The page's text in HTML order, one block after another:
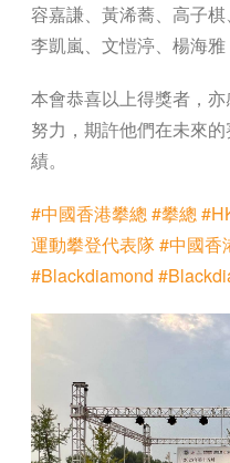
容嘉謙、黃浠蕎、高子棋
李凱嵐、文愷渟、楊海雅
本會恭喜以上得獎者，
努力，期許他們在未來
績。
#中國香港攀總#攀總
運動攀登代表隊#中國香
#Blackdiamond